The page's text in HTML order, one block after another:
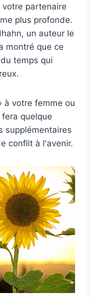
partenaire
plus profonde.
un auteur le
montré que ce
temps qui
à votre femme ou
quelque
supplémentaires
conflit à l'avenir.